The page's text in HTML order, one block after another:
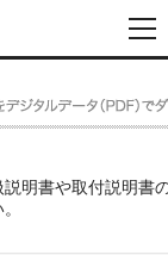
明書や取付説明書